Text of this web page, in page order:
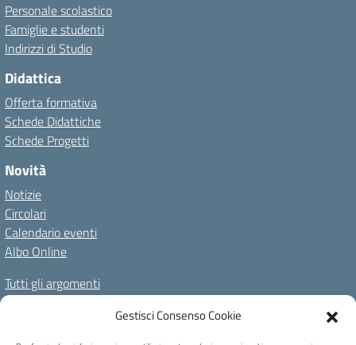
Gestisci Consenso Cookie
Personale scolastico
Famiglie e studenti
Indirizzi di Studio
Didattica
Offerta formativa
Schede Didattiche
Schede Progetti
Novità
Notizie
Circolari
Calendario eventi
Albo Online
Tutti gli argomenti
Il nostro territorio